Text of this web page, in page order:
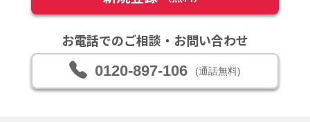
お電話でのご相談・お問い合わせ
0120-897-106 (通話無料)